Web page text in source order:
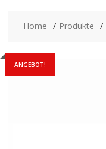
Home Produkte
ANGEBOT!